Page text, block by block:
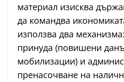
материал изисква
да командва
използва два
принуда (повишени
мобилизации) и
пренасочване на